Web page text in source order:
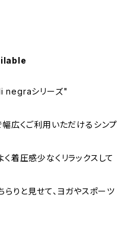
negraシリーズ"
広くご利用いただけるシンプ
着圧感少なくリラックスして
りと見せて、ヨガやスポーツ